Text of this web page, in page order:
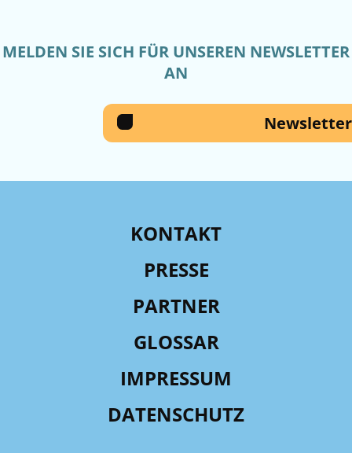
MELDEN SIE SICH FÜR UNSEREN NEWSLETTER
AN
Newsletter
KONTAKT
PRESSE
PARTNER
GLOSSAR
IMPRESSUM
DATENSCHUTZ